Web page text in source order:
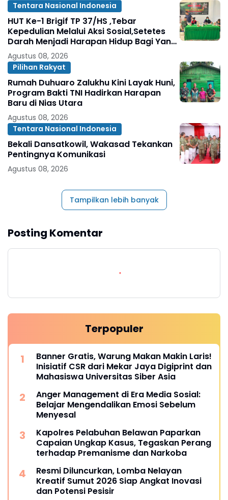
Tentara Nasional Indonesia
HUT Ke-1 Brigif TP 37/HS ,Tebar
Kepedulian Melalui Aksi Sosial,Setetes
Darah Menjadi Harapan Hidup Bagi Yang
Membutuhkan
Agustus 08, 2026
Pilihan Rakyat
Rumah Duhuaro Zalukhu Kini Layak Huni,
Program Bakti TNI Hadirkan Harapan
Baru di Nias Utara
Agustus 08, 2026
Tentara Nasional Indonesia
Bekali Dansatkowil, Wakasad Tekankan
Pentingnya Komunikasi
Agustus 08, 2026
Tampilkan lebih banyak
Posting Komentar
Terpopuler
Banner Gratis, Warung Makan Makin Laris!
Inisiatif CSR dari Mekar Jaya Digiprint dan
Mahasiswa Universitas Siber Asia
Anger Management di Era Media Sosial:
Belajar Mengendalikan Emosi Sebelum
Menyesal
Kapolres Pelabuhan Belawan Paparkan
Capaian Ungkap Kasus, Tegaskan Perang
terhadap Premanisme dan Narkoba
Resmi Diluncurkan, Lomba Nelayan
Kreatif Sumut 2026 Siap Angkat Inovasi
dan Potensi Pesisir